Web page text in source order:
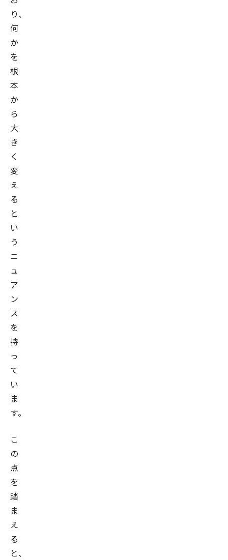
り、
何
か
を
根
本
か
ら
大
き
く
変
え
る
と
い
う
ニ
ュ
ア
ン
ス
を
持
っ
て
い
ま
す。
こ
の
点
を
踏
ま
え
る
と、